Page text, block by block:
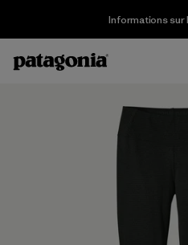
Informations sur